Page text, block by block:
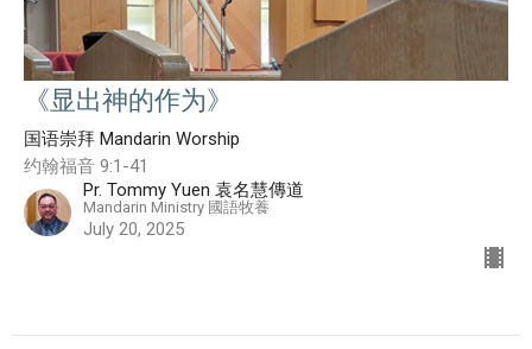
《显出神的作为》
国语崇拜 Mandarin Worship
约翰福音 9:1-41
Pr. Tommy Yuen 袁名慧傳道
Mandarin Ministry 國語牧養
July 20, 2025